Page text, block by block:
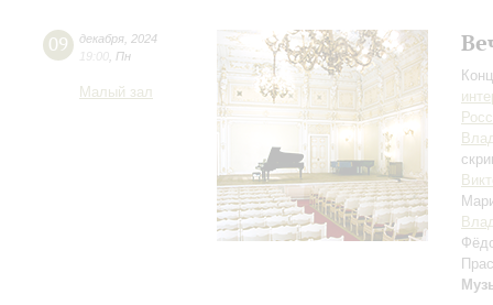
09 декабря 2024
19:00 Пн
Малый зал